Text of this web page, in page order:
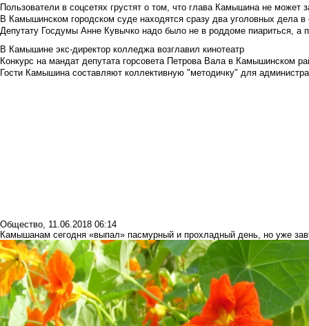
Пользователи в соцсетях грустят о том, что глава Камышина не может
В Камышинском городском суде находятся сразу два уголовных дела
Депутату Госдумы Анне Кувычко надо было не в роддоме пиариться, а
В Камышине экс-директор колледжа возглавил кинотеатр
Конкурс на мандат депутата горсовета Петрова Вала в Камышинском
Гости Камышина составляют коллективную "методичку" для
Общество, 11.06.2018 06:14
Камышанам сегодня «выпал» пасмурный и прохладный день, но уже